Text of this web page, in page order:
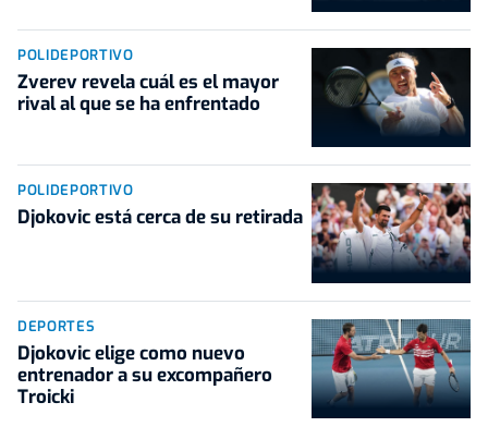
POLIDEPORTIVO
Zverev revela cuál es el mayor
rival al que se ha enfrentado
POLIDEPORTIVO
Djokovic está cerca de su retirada
DEPORTES
Djokovic elige como nuevo
entrenador a su excompañero
Troicki